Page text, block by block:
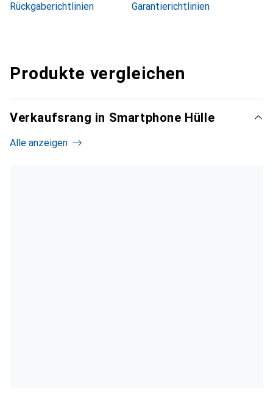
Rückgaberichtlinien
Garantierichtlinien
Produkte vergleichen
Verkaufsrang in Smartphone Hülle
Alle anzeigen